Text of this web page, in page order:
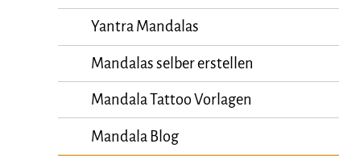
Yantra Mandalas
Mandalas selber erstellen
Mandala Tattoo Vorlagen
Mandala Blog